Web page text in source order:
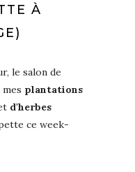
À
le salon de
plantations
d'herbes
ce week-